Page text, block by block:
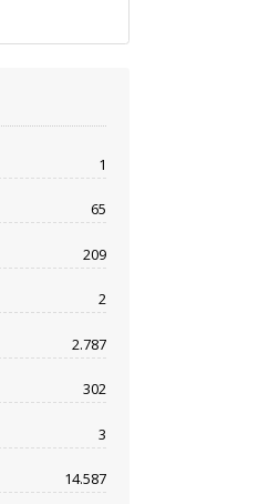
1
65
209
2
2.787
302
3
14.587